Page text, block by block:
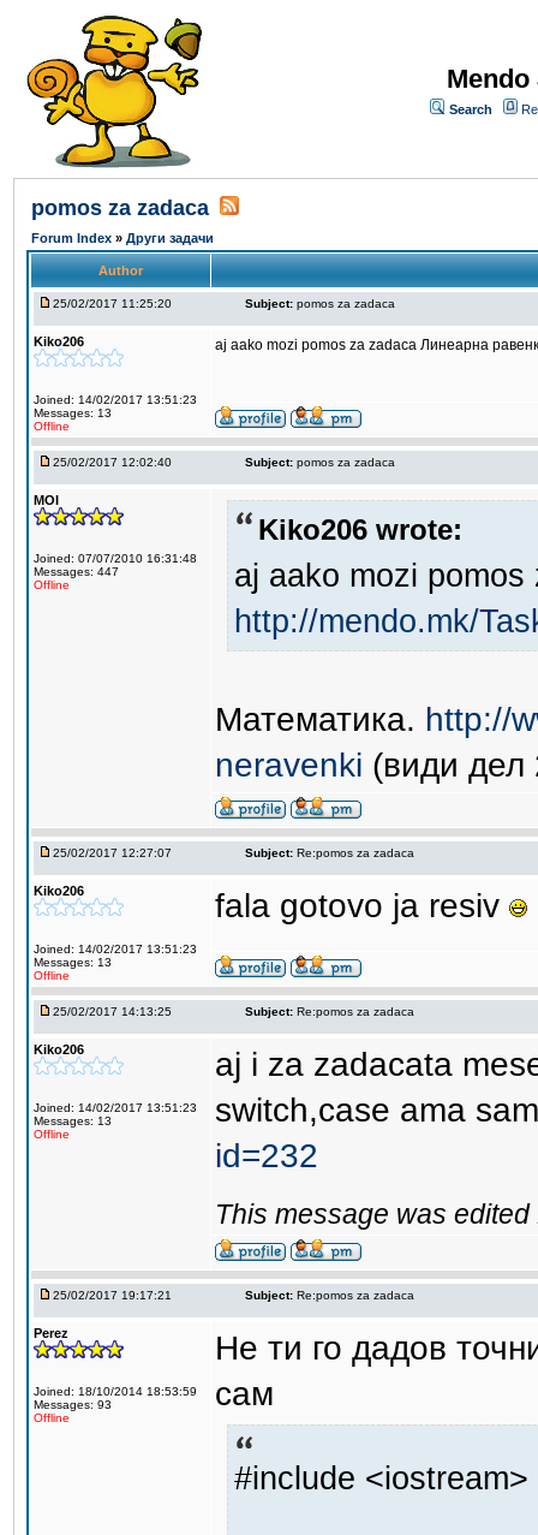
Search
pomos za zadaca
Forum Index » Други задачи
Author
25/02/2017 11:25:20 Subject: pomos za zadaca
Kiko206
Joined: 14/02/2017 13:51:23
Messages: 13
Offline
aj aako mozi pomos za zadaca Линеарна
25/02/2017 12:02:40 Subject: pomos za zadaca
MOI
Joined: 07/07/2010 16:31:48
Messages: 447
Offline
Kiko206 wrote:
aj aako mozi
http://mendo.mk/
Математика. http://
neravenki (види дел
25/02/2017 12:27:07 Subject: Re:pomos za zadaca
Kiko206
Joined: 14/02/2017 13:51:23
Messages: 13
Offline
fala gotovo ja resiv
25/02/2017 14:13:25 Subject: Re:pomos za zadaca
Kiko206
Joined: 14/02/2017 13:51:23
Messages: 13
Offline
aj i za zadacata
switch,case ama
id=232
This message was
25/02/2017 19:17:21 Subject: Re:pomos za zadaca
Perez
Joined: 18/10/2014 18:53:59
Messages: 93
Offline
Не ти го дадов
сам
#include <iostream>